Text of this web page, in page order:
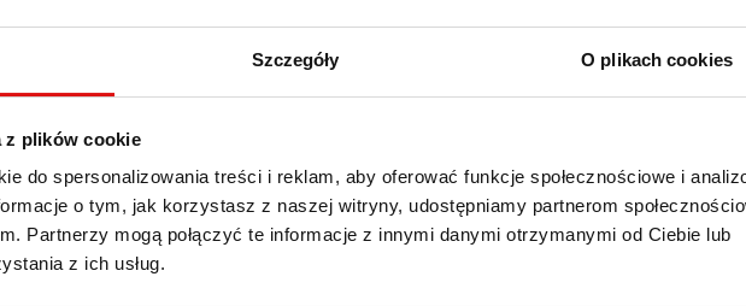
Szczegóły O plikach cookies
z plików cookie
do spersonalizowania treści i reklam, aby oferować funkcje społecznościowe i
o tym, jak korzystasz z naszej witryny, udostępniamy partnerom
Partnerzy mogą połączyć te informacje z innymi danymi otrzymanymi od Ciebie lub
z ich usług.
pracy za wypowiedzeniem przez pracodawcę, wtedy gdy utrata pracy nie
spowodowała przejściowo trudną sytuację materialną.
sprzętu rehabilitacyjnego.
zapomogi przesłanką, nie jest samo występnie danego zdarzenia, ale
dlatego oprócz dokumentów poświadczających zdarzenie, należy
że zdarzenie to wpłynęło przejściowo na pogorszenie sytuacji życiowej,
potwierdzające koszty poniesione w związku ze zdarzeniem.